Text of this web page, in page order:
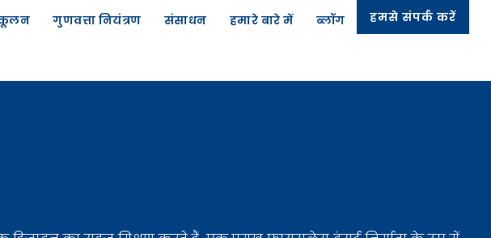
गुणवत्ता नियंत्रण संसाधन हमारे बारे में ब्लॉग हमसे संपर्क करें